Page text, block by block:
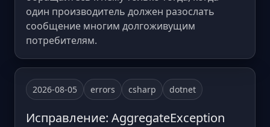
один производитель должен разослать
сообщение многим долгоживущим
потребителям.
2026-08-05 errors csharp dotnet
Исправление: AggregateException